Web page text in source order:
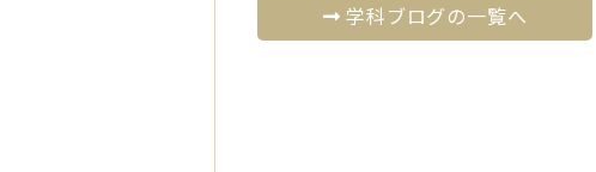
学科ブログの一覧へ